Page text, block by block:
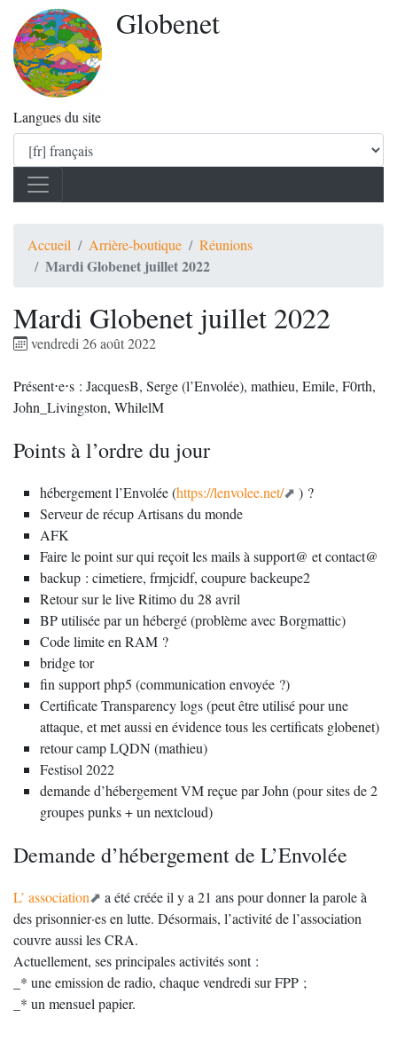
Globenet
Langues du site
Accueil Arrière-boutique Réunions
Mardi Globenet juillet 2022
Mardi Globenet juillet 2022
vendredi 26 août 2022
Présent⋅e⋅s : JacquesB, Serge (l’Envolée), mathieu, Emile, F0rth,
John_Livingston, WhilelM
Points à l’ordre du jour
hébergement l’Envolée (https://lenvolee.net/
) ?
Serveur de récup Artisans du monde
AFK
Faire le point sur qui reçoit les mails à support@ et contact@
backup : cimetiere, frmjcidf, coupure backeupe2
Retour sur le live Ritimo du 28 avril
BP utilisée par un hébergé (problème avec Borgmattic)
Code limite en RAM ?
bridge tor
fin support php5 (communication envoyée ?)
Certificate Transparency logs (peut être utilisé pour une
attaque, et met aussi en évidence tous les certificats globenet)
retour camp LQDN (mathieu)
Festisol 2022
demande d’hébergement VM reçue par John (pour sites de 2
groupes punks + un nextcloud)
Demande d’hébergement de L’Envolée
L’ association
a été créée il y a 21 ans pour donner la parole à
des prisonnier·es en lutte. Désormais, l’activité de l’association
couvre aussi les CRA.
Actuellement, ses principales activités sont :
_* une emission de radio, chaque vendredi sur FPP ;
_* un mensuel papier.